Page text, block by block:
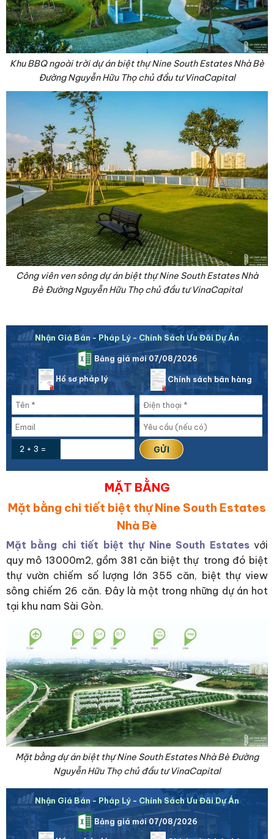
Khu BBQ ngoài trời dự án biệt thự Nine South Estates Nhà Bè
Đường Nguyễn Hữu Thọ chủ đầu tư VinaCapital
Công viên ven sông dự án biệt thự Nine South Estates Nhà
Bè Đường Nguyễn Hữu Thọ chủ đầu tư VinaCapital
Nhận Giá Bán - Pháp Lý - Chính Sách Ưu Đãi Dự Án
Bảng giá mới 07/08/2026
Hồ sơ pháp lý Chính sách bán hàng
2 + 3 =
MẶT BẰNG
Mặt bằng chi tiết biệt thự Nine South Estates
Nhà Bè
Mặt bằng chi tiết biệt thự Nine South Estatesvới
quy mô 13000m2, gồm 381 căn biệt thự trong đó biệt
thự vườn chiếm số lượng lớn 355 căn, biệt thự view
sông chiếm 26 căn. Đây là một trong những dự án hot
tại khu nam Sài Gòn.
Mặt bằng dự án biệt thự Nine South Estates Nhà Bè Đường
Nguyễn Hữu Thọ chủ đầu tư VinaCapital
Nhận Giá Bán - Pháp Lý - Chính Sách Ưu Đãi Dự Án
Bảng giá mới 07/08/2026